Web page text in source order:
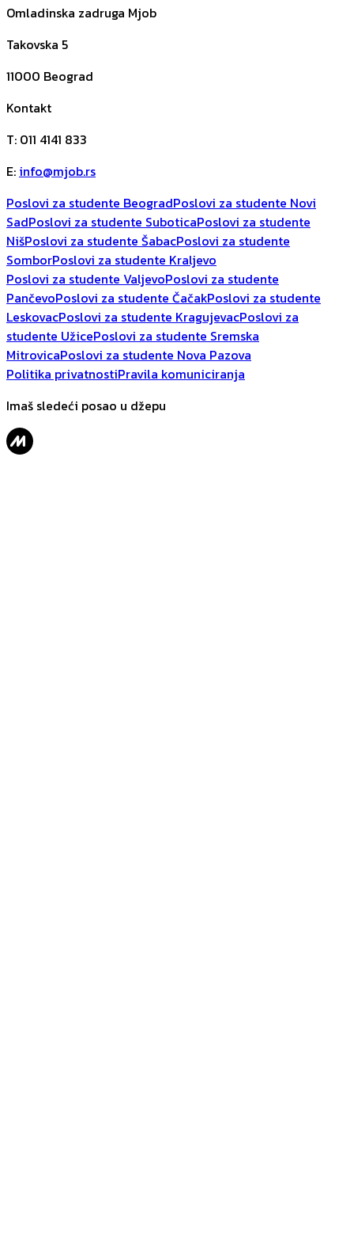
Omladinska zadruga Mjob
Takovska 5
11000 Beograd
Kontakt
T: 011 4141 833
E: info@mjob.rs
Poslovi za studente BeogradPoslovi za studente Novi
SadPoslovi za studente SuboticaPoslovi za studente
NišPoslovi za studente ŠabacPoslovi za studente
SomborPoslovi za studente Kraljevo
Poslovi za studente ValjevoPoslovi za studente
PančevoPoslovi za studente ČačakPoslovi za studente
LeskovacPoslovi za studente KragujevacPoslovi za
studente UžicePoslovi za studente Sremska
MitrovicaPoslovi za studente Nova Pazova
Politika privatnostiPravila komuniciranja
Imaš sledeći posao u džepu